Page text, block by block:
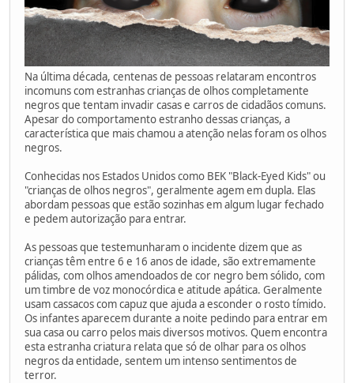
Na última década, centenas de pessoas relataram encontros
incomuns com estranhas crianças de olhos completamente
negros que tentam invadir casas e carros de cidadãos comuns.
Apesar do comportamento estranho dessas crianças, a
característica que mais chamou a atenção nelas foram os olhos
negros.
Conhecidas nos Estados Unidos como BEK "Black-Eyed Kids" ou
"crianças de olhos negros", geralmente agem em dupla. Elas
abordam pessoas que estão sozinhas em algum lugar fechado
e pedem autorização para entrar.
As pessoas que testemunharam o incidente dizem que as
crianças têm entre 6 e 16 anos de idade, são extremamente
pálidas, com olhos amendoados de cor negro bem sólido, com
um timbre de voz monocórdica e atitude apática. Geralmente
usam cassacos com capuz que ajuda a esconder o rosto tímido.
Os infantes aparecem durante a noite pedindo para entrar em
sua casa ou carro pelos mais diversos motivos. Quem encontra
esta estranha criatura relata que só de olhar para os olhos
negros da entidade, sentem um intenso sentimentos de
terror.